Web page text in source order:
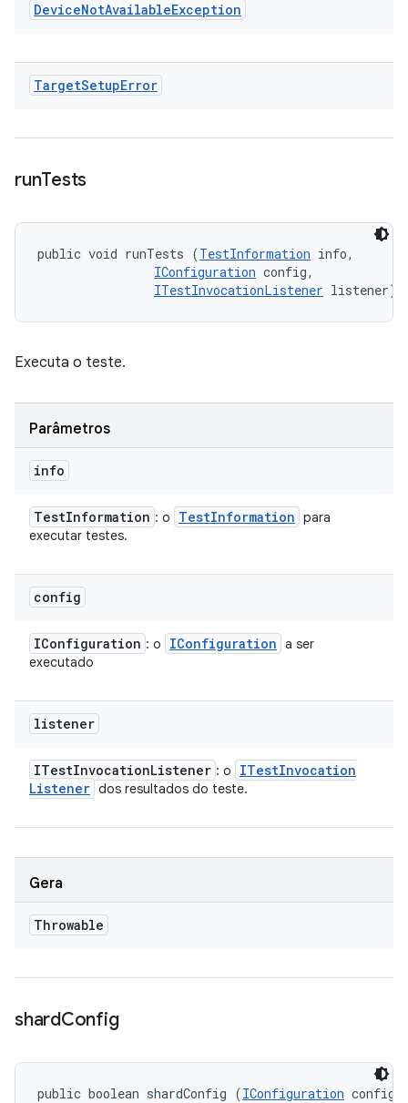
DeviceNotAvailableException
TargetSetupError
runTests
public void runTests (TestInformation info,
IConfiguration config,
ITestInvocationListener listener)
Executa o teste.
Parâmetros
info
TestInformation : o TestInformation para
executar testes.
config
IConfiguration : o IConfiguration a ser
executado
listener
ITestInvocationListener : o ITestInvocation
Listener dos resultados do teste.
Gera
Throwable
shardConfig
public boolean shardConfig (IConfiguration